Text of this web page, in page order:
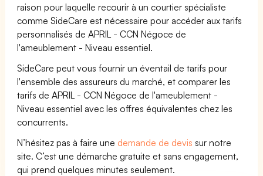
raison pour laquelle recourir à un courtier spécialiste
comme SideCare est nécessaire pour accéder aux tarifs
personnalisés de APRIL - CCN Négoce de
l'ameublement - Niveau essentiel.
SideCare peut vous fournir un éventail de tarifs pour
l'ensemble des assureurs du marché, et comparer les
tarifs de APRIL - CCN Négoce de l'ameublement -
Niveau essentiel avec les offres équivalentes chez les
concurrents.
N’hésitez pas à faire une demande de devis sur notre
site. C’est une démarche gratuite et sans engagement,
qui prend quelques minutes seulement.